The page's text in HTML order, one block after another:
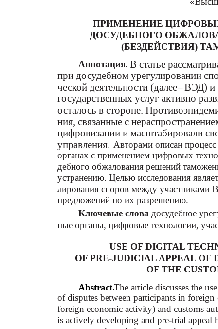
ПРИМЕНЕНИЕ
ДОСУДЕБНОГО
(БЕЗДЕЙСТВИЯ)
Аннотация. В статье
при досудебном урегулировании
ческой деятельности (далее–ВЭД) и
государственных услуг активно
осталось в стороне.
ния, связанные с
цифровизации и масштабировали
управления. Авторами описан
органах с применением цифровых
дебного обжалования решений
устранению. Целью исследования
лирования споров между
предложений по их разрешению.
Ключевые слова: досудебное
ные органы, цифровые технологии,
USE OF DIGITAL
OF PRE-JUDICIAL APPEAL OF
OF THE
Abstract.The article discusses the
of disputes between participants in
foreign economic activity) and customs
is actively developing and pre-trial appeal